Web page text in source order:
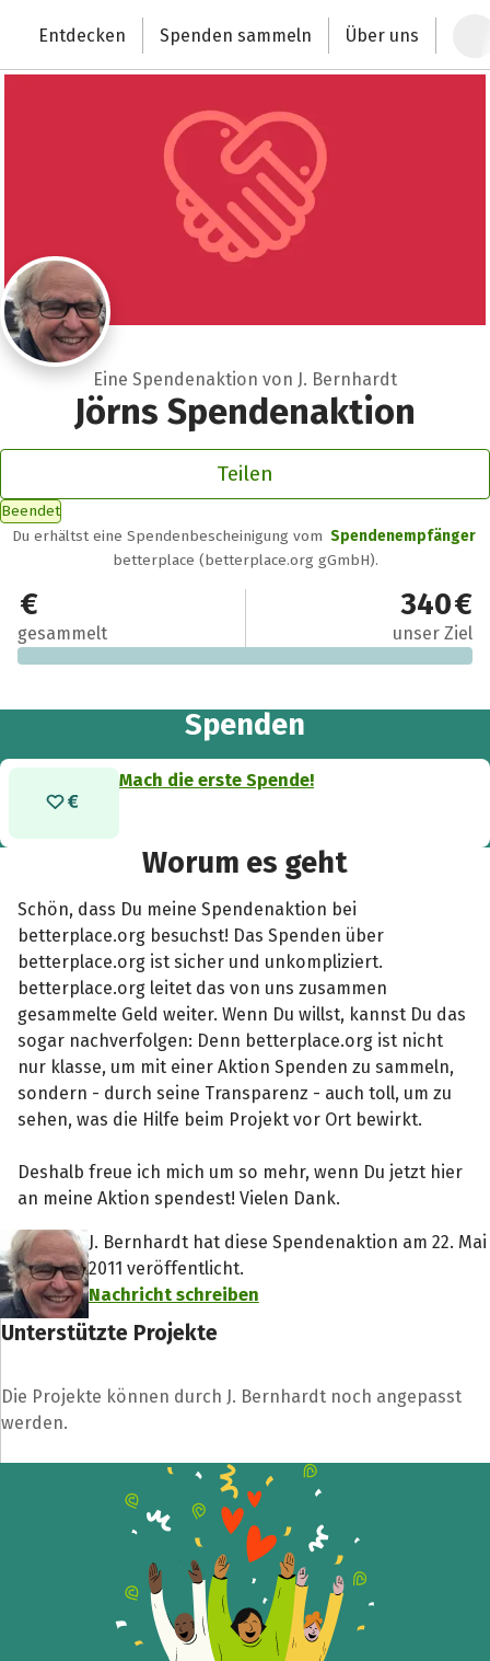
Deutschlands größte Spendenplattform
Entdecken Spenden sammeln Über uns
Eine Spendenaktion von J. Bernhardt
Jörns Spendenaktion
Teilen
Beendet
Du erhältst eine Spendenbescheinigung vom Spendenempfänger
betterplace (betterplace.org gGmbH).
0 €
gesammelt
340 €
unser Ziel
Spenden
Mach die erste Spende!
Worum es geht
Schön, dass Du meine Spendenaktion bei
betterplace.org besuchst! Das Spenden über
betterplace.org ist sicher und unkompliziert.
betterplace.org leitet das von uns zusammen
gesammelte Geld weiter. Wenn Du willst, kannst Du das
sogar nachverfolgen: Denn betterplace.org ist nicht
nur klasse, um mit einer Aktion Spenden zu sammeln,
sondern - durch seine Transparenz - auch toll, um zu
sehen, was die Hilfe beim Projekt vor Ort bewirkt.
Deshalb freue ich mich um so mehr, wenn Du jetzt hier
an meine Aktion spendest! Vielen Dank.
J. Bernhardt hat diese Spendenaktion am 22. Mai
2011 veröffentlicht.
Nachricht schreiben
Unterstützte Projekte
Die Projekte können durch J. Bernhardt noch angepasst
werden.